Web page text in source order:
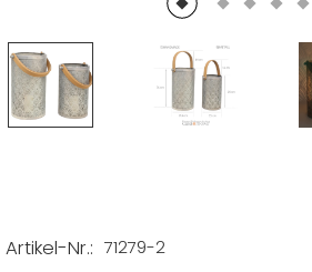
Artikel-Nr.: 71279-2